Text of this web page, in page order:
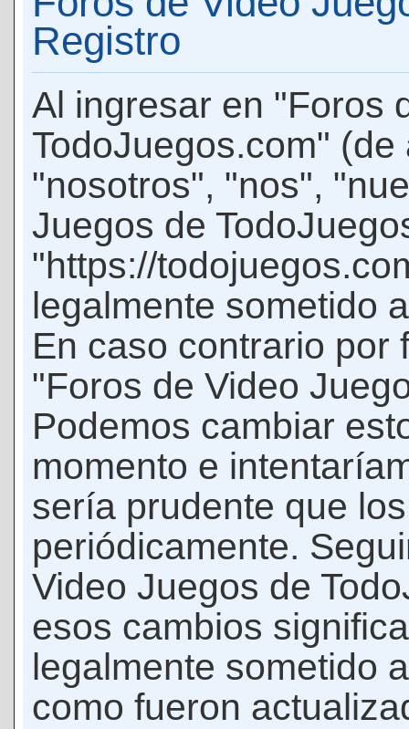
Registro
Al ingresar en "Foros
TodoJuegos.com"
"nosotros", "nos",
Juegos de
"https://
legalmente sometido
En caso contrario por
"Foros de Video
Podemos cambiar
momento e
sería prudente que
periódicamente.
Video Juegos de
esos cambios
legalmente sometido
como fueron